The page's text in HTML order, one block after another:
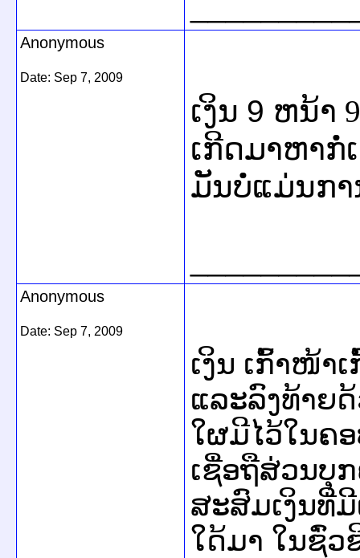
Anonymous
Date: Sep 7, 2009
ເງິນ 9 ຫນ້າ
ເກີດມາຫາກໍ່
ມັນບໍ່ແມ່ນກ
Anonymous
Date: Sep 7, 2009
ເງິນ ເກົ້າໜ້າ
ແລະລົງທ້າຍ
ໃຜມີໄວ້ໃນຄ
ເຊື່ອຖືສ່ວນບຸ
ສະສົມເງິນທີ່
ໃດ້ມາ ໃນຊົ່ວ